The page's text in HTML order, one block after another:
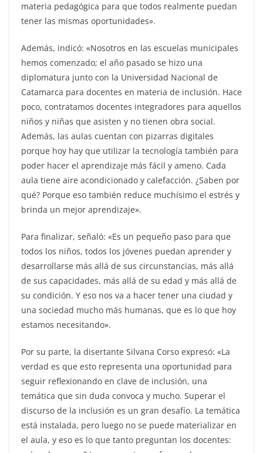
materia pedagógica para que todos realmente puedan
tener las mismas oportunidades».
Además, indicó: «Nosotros en las escuelas municipales
hemos comenzado; el año pasado se hizo una
diplomatura junto con la Universidad Nacional de
Catamarca para docentes en materia de inclusión. Hace
poco, contratamos docentes integradores para aquellos
niños y niñas que asisten y no tienen obra social.
Además, las aulas cuentan con pizarras digitales
porque hoy hay que utilizar la tecnología también para
poder hacer el aprendizaje más fácil y ameno. Cada
aula tiene aire acondicionado y calefacción. ¿Saben por
qué? Porque eso también reduce muchísimo el estrés y
brinda un mejor aprendizaje».
Para finalizar, señaló: «Es un pequeño paso para que
todos los niños, todos los jóvenes puedan aprender y
desarrollarse más allá de sus circunstancias, más allá
de sus capacidades, más allá de su edad y más allá de
su condición. Y eso nos va a hacer tener una ciudad y
una sociedad mucho más humanas, que es lo que hoy
estamos necesitando».
Por su parte, la disertante Silvana Corso expresó: «La
verdad es que esto representa una oportunidad para
seguir reflexionando en clave de inclusión, una
temática que sin duda convoca y mucho. Superar el
discurso de la inclusión es un gran desafío. La temática
está instalada, pero luego no se puede materializar en
el aula, y eso es lo que tanto preguntan los docentes: